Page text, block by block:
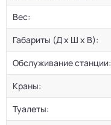
Вес:
Габариты (Д х Ш х В):
Обслуживание станции:
Краны:
Туалеты: